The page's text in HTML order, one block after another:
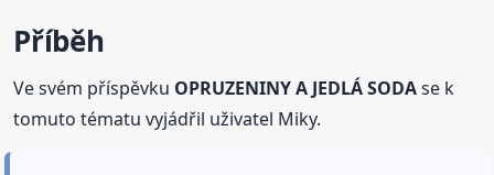
Příběh
Ve svém příspěvku OPRUZENINY A JEDLÁ SODAse k
tomuto tématu vyjádřil uživatel Miky.